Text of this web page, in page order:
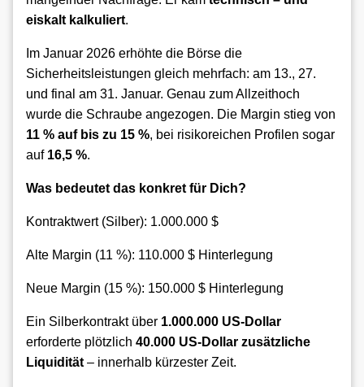
eiskalt kalkuliert.
Im Januar 2026 erhöhte die Börse die
Sicherheitsleistungen gleich mehrfach: am 13., 27.
und final am 31. Januar. Genau zum Allzeithoch
wurde die Schraube angezogen. Die Margin stieg von
11 % auf bis zu 15 %, bei risikoreichen Profilen sogar
auf 16,5 %.
Was bedeutet das konkret für Dich?
Kontraktwert (Silber): 1.000.000 $
Alte Margin (11 %): 110.000 $ Hinterlegung
Neue Margin (15 %): 150.000 $ Hinterlegung
Ein Silberkontrakt über 1.000.000 US-Dollar
erforderte plötzlich 40.000 US-Dollar zusätzliche
Liquidität – innerhalb kürzester Zeit.